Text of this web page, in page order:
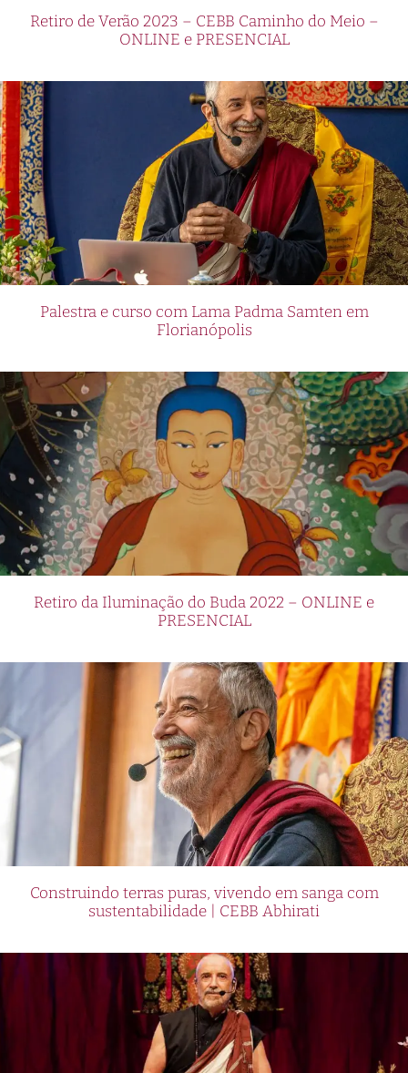
Retiro de Verão 2023 – CEBB Caminho do Meio –
ONLINE e PRESENCIAL
Palestra e curso com Lama Padma Samten em
Florianópolis
Retiro da Iluminação do Buda 2022 – ONLINE e
PRESENCIAL
Construindo terras puras, vivendo em sanga com
sustentabilidade | CEBB Abhirati